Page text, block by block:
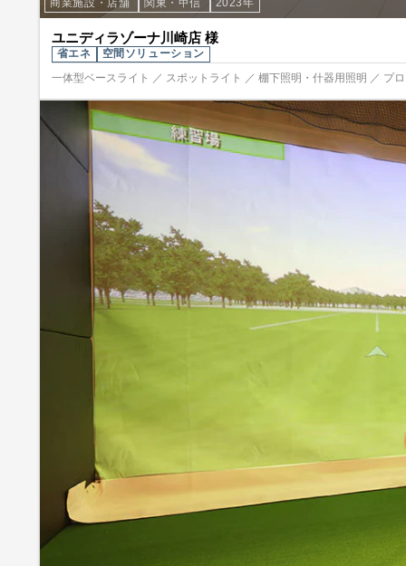
商業施設・店舗 関東・甲信 2023年
ユニディラゾーナ川崎店 様
省エネ
空間ソリューション
一体型ベースライト ／ スポットライト ／ 棚下照明・什器用照明 ／ プ